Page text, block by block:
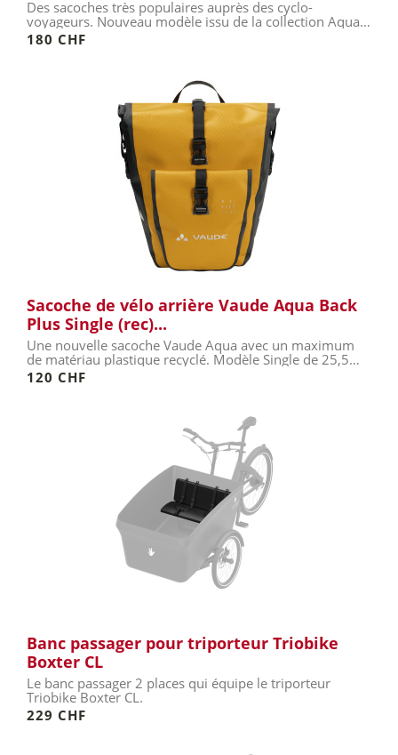
Des sacoches très populaires auprès des cyclo-
voyageurs. Nouveau modèle issu de la collection Aqua
Back Recycling...
180 CHF
Sacoche de vélo arrière Vaude Aqua Back
Plus Single (rec)...
Une nouvelle sacoche Vaude Aqua avec un maximum
de matériau plastique recyclé. Modèle Single de 25,5
litres.
120 CHF
Banc passager pour triporteur Triobike
Boxter CL
Le banc passager 2 places qui équipe le triporteur
Triobike Boxter CL.
229 CHF